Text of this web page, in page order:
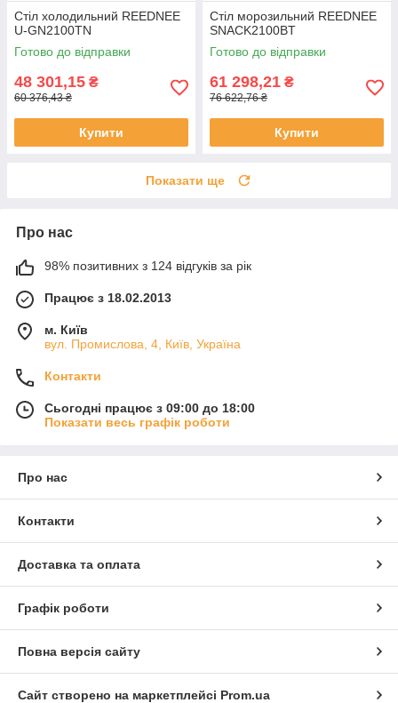
Стіл холодильний REEDNEE
U-GN2100TN
Готово до відправки
48 301,15 ₴
60 376,43 ₴
Купити
Стіл морозильний REEDNEE
SNACK2100BT
Готово до відправки
61 298,21 ₴
76 622,76 ₴
Купити
Показати ще
Про нас
98% позитивних з 124 відгуків за рік
Працює з 18.02.2013
м. Київ
вул. Промислова, 4, Київ, Україна
Контакти
Сьогодні працює з 09:00 до 18:00
Показати весь графік роботи
Про нас
Контакти
Доставка та оплата
Графік роботи
Повна версія сайту
Сайт створено на маркетплейсі Prom.ua